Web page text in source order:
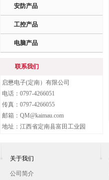
安防产品
工控产品
电脑产品
联系我们
启懋电子(定南）有限公司
电话：0797-4266051
传真：0797-4266055
邮箱：QM@kaimau.com
地址：江西省定南县富田工业园
关于我们
公司简介